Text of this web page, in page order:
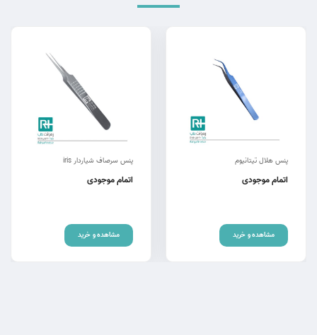
پنس هلال تیتانیوم
اتمام موجودی
مشاهده و خرید
پنس سرصاف شیاردار iris
اتمام موجودی
مشاهده و خرید